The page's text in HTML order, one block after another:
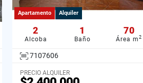
Apartamento Alquiler
2
Alcoba
1
Baño
70
Área m 2
7107606
PRECIO ALQUILER